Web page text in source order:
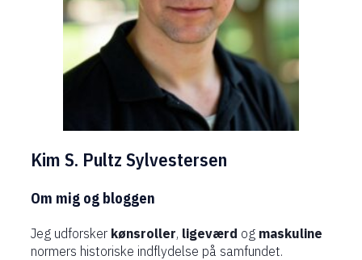
Kim S. Pultz Sylvestersen
Om mig og bloggen
Jeg udforsker kønsroller, ligeværd og maskuline
normers historiske indflydelse på samfundet.